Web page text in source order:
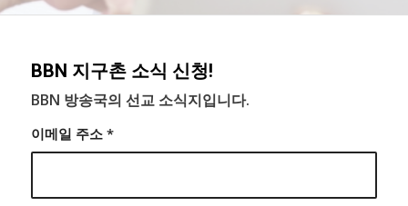
BBN 지구촌 소식 신청!
BBN 방송국의 선교 소식지입니다.
이메일 주소 *